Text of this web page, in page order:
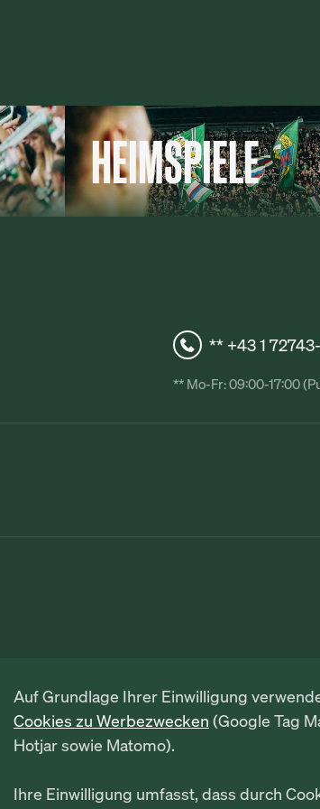
HEIMSPIELE
** +43 1
** Mo-Fr: 09:00-17:00
Auf Grundlage Ihrer Einwilligung
Cookies zu Werbezwecken (Google Tag
Hotjar sowie Matomo).
Ihre Einwilligung umfasst, dass durch